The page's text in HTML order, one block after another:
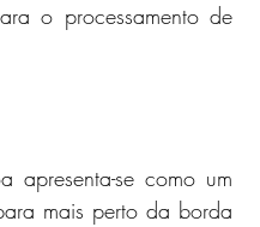
o processamento de
apresenta-se como um
mais perto da borda